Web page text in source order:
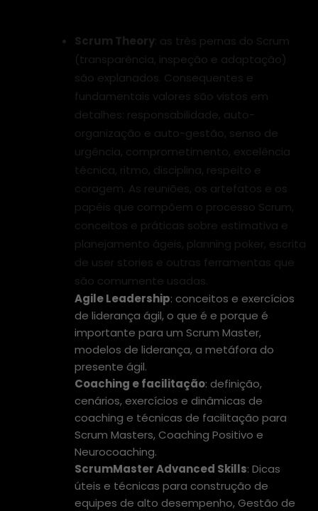
Scrum Theory : as três pernas do Scrum
(transparência, inspeção e adaptação)
são explanados. Consequentes e
fundamentais valores são vistos em
detalhes: responsabilidade, auto-
organização e auto-gestão, senso de
urgência, comprometimento, excelência
técnica, ritmo, disciplina, respeito e
coragem. As reuniões, os artefatos e os
papéis que compõem o processo Scrum,
conceitos e práticas sobre estimativa e
planejamento ágeis, planning poker, escrita
de user stories e outras ferramentas que
são comumente usadas.
Agile Leadership: conceitos e exercícios
de liderança ágil, o que é e porque é
importante para um Scrum Master,
modelos de liderança, a metáfora do
presente ágil.
Coaching e facilitação: definição,
cenários, exercícios e dinâmicas de
coaching e técnicas de facilitação para
Scrum Masters, Coaching Positivo e
Neurocoaching.
ScrumMaster Advanced Skills: Dicas
úteis e técnicas para construção de
equipes de alto desempenho, Gestão de